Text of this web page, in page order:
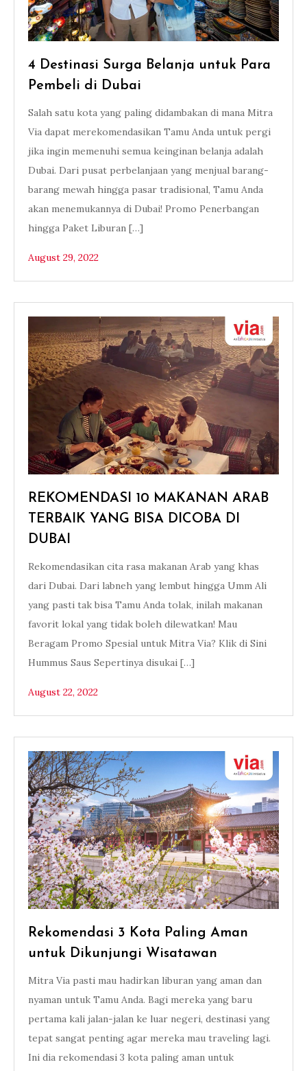
4 Destinasi Surga Belanja untuk Para
Pembeli di Dubai
Salah satu kota yang paling didambakan di mana Mitra
Via dapat merekomendasikan Tamu Anda untuk pergi
jika ingin memenuhi semua keinginan belanja adalah
Dubai. Dari pusat perbelanjaan yang menjual barang-
barang mewah hingga pasar tradisional, Tamu Anda
akan menemukannya di Dubai! Promo Penerbangan
hingga Paket Liburan […]
August 29, 2022
REKOMENDASI 10 MAKANAN ARAB
TERBAIK YANG BISA DICOBA DI
DUBAI
Rekomendasikan cita rasa makanan Arab yang khas
dari Dubai. Dari labneh yang lembut hingga Umm Ali
yang pasti tak bisa Tamu Anda tolak, inilah makanan
favorit lokal yang tidak boleh dilewatkan! Mau
Beragam Promo Spesial untuk Mitra Via? Klik di Sini
Hummus Saus Sepertinya disukai […]
August 22, 2022
Rekomendasi 3 Kota Paling Aman
untuk Dikunjungi Wisatawan
Mitra Via pasti mau hadirkan liburan yang aman dan
nyaman untuk Tamu Anda. Bagi mereka yang baru
pertama kali jalan-jalan ke luar negeri, destinasi yang
tepat sangat penting agar mereka mau traveling lagi.
Ini dia rekomendasi 3 kota paling aman untuk